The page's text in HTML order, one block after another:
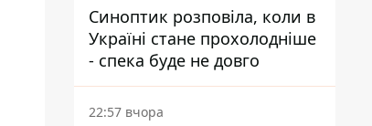
Синоптик розповіла, коли в
Україні стане прохолодніше
- спека буде не довго
22:57 вчора